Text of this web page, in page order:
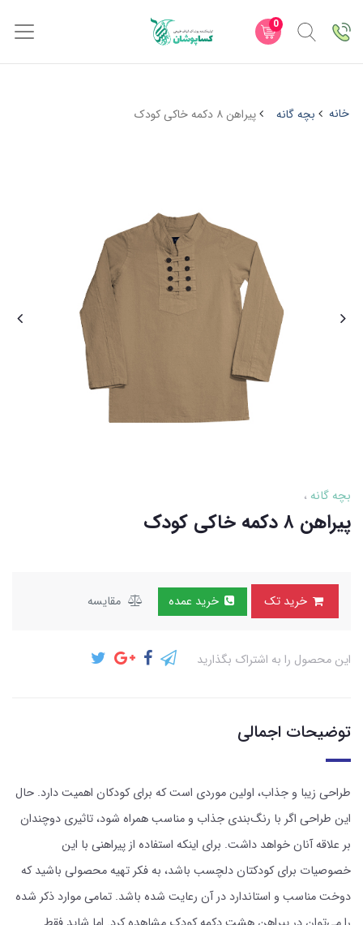
0
خانه بچه گانه پیراهن ۸ دکمه خاکی کودک
بچه گانه
پیراهن ۸ دکمه خاکی کودک
خرید تک خرید عمده مقایسه
این محصول را به اشتراک بگذارید
توضیحات اجمالی
طراحی زیبا و جذاب، اولین موردی است که برای کودکان اهمیت دارد. حال
این طراحی اگر با رنگ‌بندی جذاب و مناسب همراه شود، تاثیری دوچندان
بر علاقه آنان خواهد داشت. برای اینکه استفاده از پیراهنی با این
خصوصیات برای کودکتان دلچسب باشد، به فکر تهیه محصولی باشید که
دوخت مناسب و استاندارد در آن رعایت شده باشد. تمامی موارد ذکر شده